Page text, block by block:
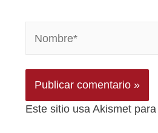
Este sitio usa Akismet